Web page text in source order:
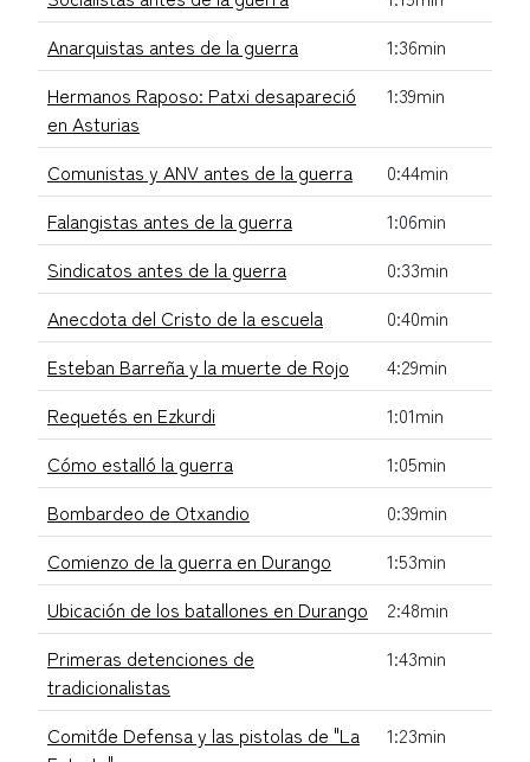
Anarquistas antes de la guerra
1:36min
Hermanos Raposo: Patxi desapareció
en Asturias
1:39min
Comunistas y ANV antes de la guerra
0:44min
Falangistas antes de la guerra
1:06min
Sindicatos antes de la guerra
0:33min
Anecdota del Cristo de la escuela
0:40min
Esteban Barreña y la muerte de Rojo
4:29min
Requetés en Ezkurdi
1:01min
Cómo estalló la guerra
1:05min
Bombardeo de Otxandio
0:39min
Comienzo de la guerra en Durango
1:53min
Ubicación de los batallones en Durango
2:48min
Primeras detenciones de
tradicionalistas
1:43min
Comit´de Defensa y las pistolas de "La
1:23min